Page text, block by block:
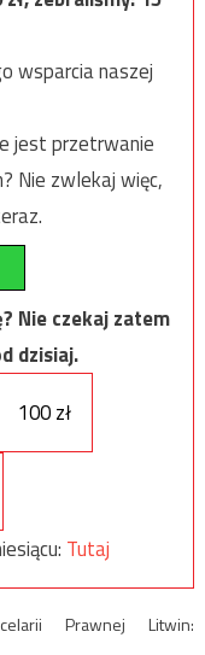
wsparcia naszej
jest przetrwanie
Nie zwlekaj więc,
Nie czekaj zatem
dzisiaj.
100 zł
Tutaj
Prawnej Litwin: